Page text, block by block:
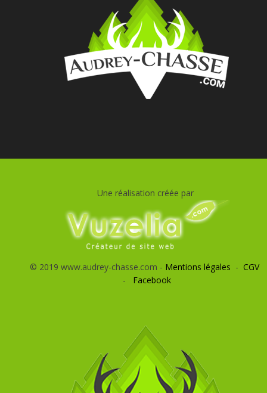
Une réalisation créée par
© 2019 www.audrey-chasse.com - Mentions légales - CGV
- Facebook